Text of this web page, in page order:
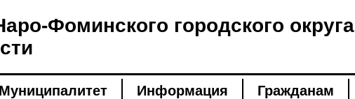
Фоминского городского округа
Муниципалитет Информация Гражданам